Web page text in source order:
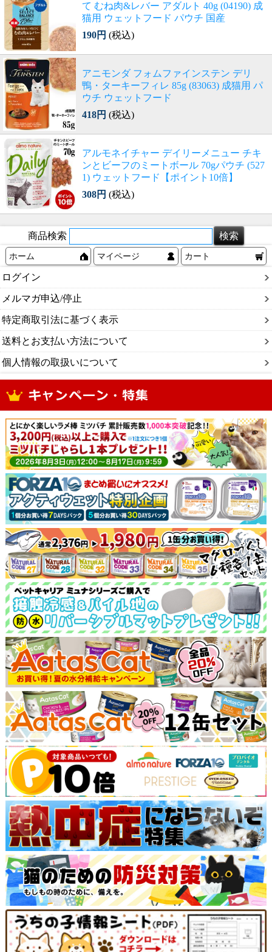
て むね肉&レバー アダルト 40g (04190) 成
猫用 ウェットフード パウチ 国産
190円 (税込)
アニモンダ フォムファインステン デリ
鴨・ターキーフィレ 85g (83063) 成猫用 パ
ウチ ウェットフード
418円 (税込)
アルモネイチャー デイリーメニュー チキ
ンとビーフのミートボール 70gパウチ (527
1) ウェットフード【ポイント10倍】
308円 (税込)
商品検索
ホーム マイページ カート
ログイン
メルマガ申込/停止
特定商取引法に基づく表示
送料とお支払い方法について
個人情報の取扱いについて